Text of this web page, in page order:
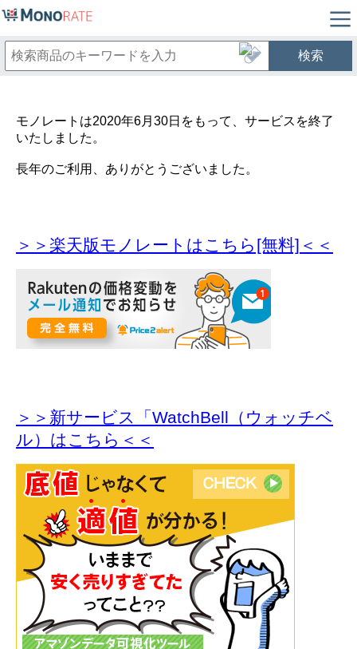
検索
モノレートは2020年6月30日をもって、サービスを終了
いたしました。
長年のご利用、ありがとうございました。
＞＞楽天版モノレートはこちら[無料]＜＜
＞＞新サービス「WatchBell（ウォッチベ
ル）はこちら＜＜